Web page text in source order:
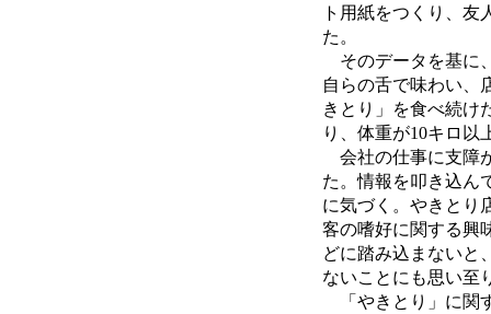
ト用紙をつくり、友
た。
そのデータを基に
自らの舌で味わい、
きとり」を食べ続け
り、体重が10キロ以
会社の仕事に支障
た。情報を叩き込ん
に気づく。やきとり
客の嗜好に関する興
どに踏み込まないと
ないことにも思い至
「やきとり」に関